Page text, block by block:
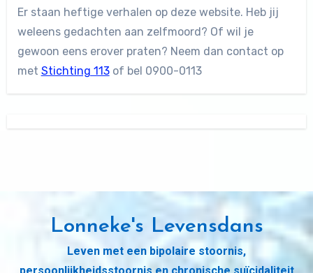
Er staan heftige verhalen op deze website. Heb jij
weleens gedachten aan zelfmoord? Of wil je
gewoon eens erover praten? Neem dan contact op
met Stichting 113of bel 0900-0113
Lonneke's Levensdans
Leven met een bipolaire stoornis,